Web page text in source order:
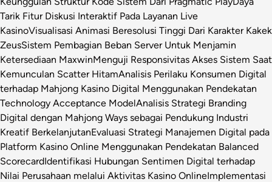
Tarik Fitur Diskusi Interaktif Pada Layanan Live
KasinoVisualisasi Animasi Beresolusi Tinggi Dari Karakter Kakek
ZeusSistem Pembagian Beban Server Untuk Menjamin
Ketersediaan MaxwinMenguji Responsivitas Akses Sistem Saat
Kemunculan Scatter HitamAnalisis Perilaku Konsumen Digital
terhadap Mahjong Kasino Digital Menggunakan Pendekatan
Technology Acceptance ModelAnalisis Strategi Branding
Digital dengan Mahjong Ways sebagai Pendukung Industri
Kreatif BerkelanjutanEvaluasi Strategi Manajemen Digital pada
Platform Kasino Online Menggunakan Pendekatan Balanced
ScorecardIdentifikasi Hubungan Sentimen Digital terhadap
Nilai Perusahaan melalui Aktivitas Kasino OnlineImplementasi